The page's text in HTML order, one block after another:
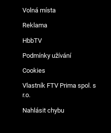
Volná místa
Reklama
HbbTV
Podmínky užívání
Cookies
Vlastník FTV Prima spol. s
r.o.
Nahlásit chybu